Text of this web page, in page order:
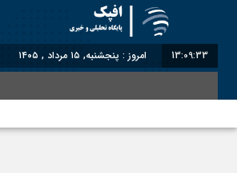
13:09:34 امروز : پنجشنبه, ۱۵ مرداد , ۱۴۰۵